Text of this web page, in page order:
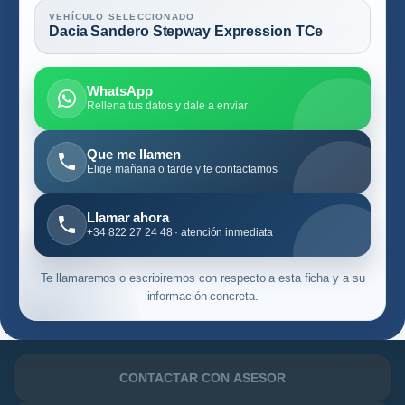
VEHÍCULO SELECCIONADO
Dacia Sandero Stepway Expression TCe
WhatsApp
Rellena tus datos y dale a enviar
Que me llamen
Elige mañana o tarde y te contactamos
Llamar ahora
+34 822 27 24 48 · atención inmediata
Te llamaremos o escribiremos con respecto a esta ficha y a su
información concreta.
CONTACTAR CON ASESOR